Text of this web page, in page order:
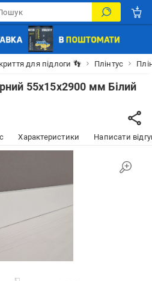
для підлоги 👣 Плінтус
55х15х2900 мм Білий
Характеристики Написати